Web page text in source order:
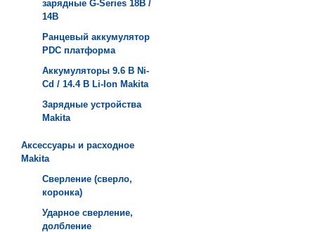
зарядные G-Series 18В /
14В
Ранцевый аккумулятор
PDC платформа
Аккумуляторы 9.6 В Ni-
Cd / 14.4 В Li-Ion Makita
Зарядные устройства
Мakita
Аксессуары и расходное
Makita
Сверление (сверло,
коронка)
Ударное сверление,
долбление